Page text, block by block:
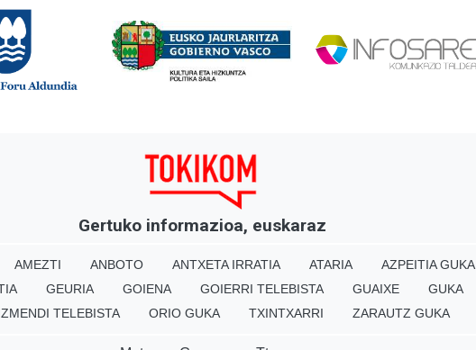
Gertuko informazioa, euskaraz
AMEZTI ANBOTO ANTXETA IRRATIA ATARIA AZPEITIA GUKA
GEURIA GOIENA GOIERRI TELEBISTA GUAIXE GUKA
TELEBISTA ORIO GUKA TXINTXARRI ZARAUTZ GUKA